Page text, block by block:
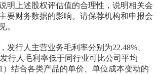
明上述股权评估值的合理性，说明相关会
要财务数据的影响。请保荐机构和申报会
。
行人主营业务毛利率分别为22.48%、
发行人毛利率低于同行业可比公司平均
）结合各类产品的单价、单位成本变动的